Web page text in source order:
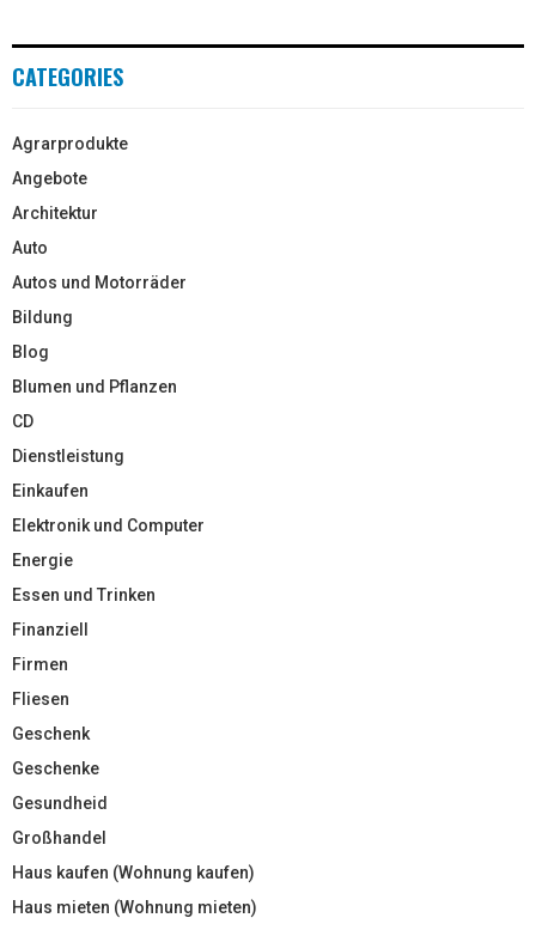
CATEGORIES
Agrarprodukte
Angebote
Architektur
Auto
Autos und Motorräder
Bildung
Blog
Blumen und Pflanzen
CD
Dienstleistung
Einkaufen
Elektronik und Computer
Energie
Essen und Trinken
Finanziell
Firmen
Fliesen
Geschenk
Geschenke
Gesundheid
Großhandel
Haus kaufen (Wohnung kaufen)
Haus mieten (Wohnung mieten)